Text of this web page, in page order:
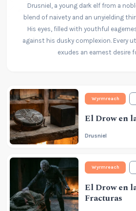
Drusniel, a young dark elf from a
blend of naivety and an unyielding
His eyes, filled with youthful
against his dusky complexion. Every
exudes an earnest desire
Wyrmreach
El Drow en
Drusniel
Wyrmreach
El Drow en
Fracturas